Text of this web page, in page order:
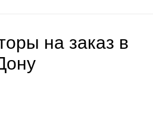
на заказ в